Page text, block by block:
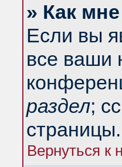
» Как
Если вы
все ваши
раздел;
Вернуться к